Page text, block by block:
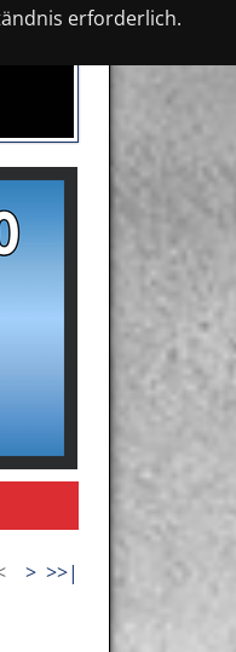
erforderlich.
> >>|